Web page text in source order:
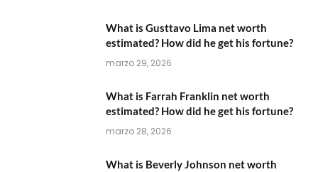
What is Gusttavo Lima net worth
estimated? How did he get his fortune?
marzo 29, 2026
What is Farrah Franklin net worth
estimated? How did he get his fortune?
marzo 28, 2026
What is Beverly Johnson net worth